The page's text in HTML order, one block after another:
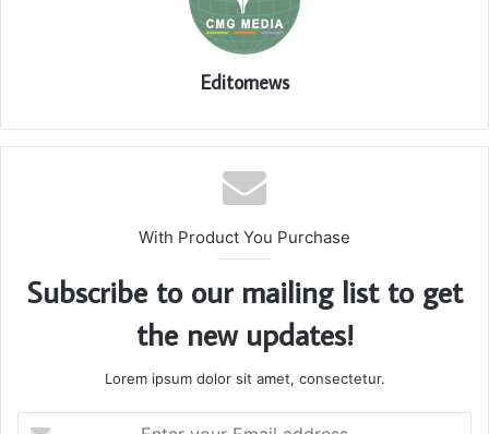
Editornews
With Product You Purchase
Subscribe to our mailing list to get
the new updates!
Lorem ipsum dolor sit amet, consectetur.